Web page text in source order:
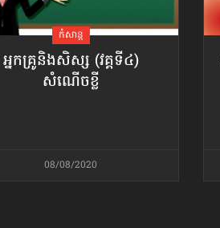
កំសាន្ដ
អ្នកគ្រូនិងសិស្ស (វគ្គទី៤)
សំណើចខ្លី
08/08/2020